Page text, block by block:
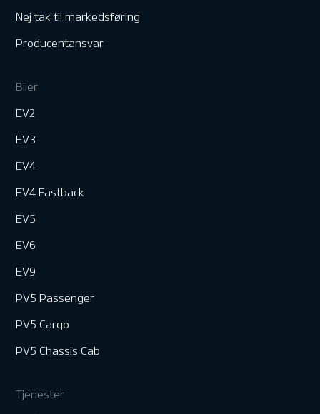
Nej tak til markedsføring
Producentansvar
Biler
EV2
EV3
EV4
EV4 Fastback
EV5
EV6
EV9
PV5 Passenger
PV5 Cargo
PV5 Chassis Cab
Tjenester